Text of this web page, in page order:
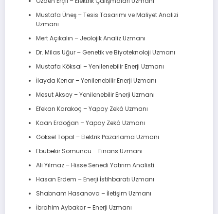
Mustafa Üneş – Tesis Tasarımı ve Maliyet Analizi
Uzmanı
Mert Açıkalın – Jeolojik Analiz Uzmanı
Dr. Milas Uğur – Genetik ve Biyoteknoloji Uzmanı
Mustafa Köksal – Yenilenebilir Enerji Uzmanı
İlayda Kenar – Yenilenebilir Enerji Uzmanı
Mesut Aksoy – Yenilenebilir Enerji Uzmanı
Efekan Karakoç – Yapay Zekâ Uzmanı
Kaan Erdoğan – Yapay Zekâ Uzmanı
Göksel Topal – Elektrik Pazarlama Uzmanı
Ebubekir Somuncu – Finans Uzmanı
Ali Yılmaz – Hisse Senedi Yatırım Analisti
Hasan Erdem – Enerji İstihbaratı Uzmanı
Shabnam Hasanova – İletişim Uzmanı
İbrahim Aybakar – Enerji Uzmanı